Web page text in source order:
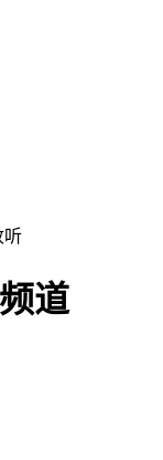
听
道